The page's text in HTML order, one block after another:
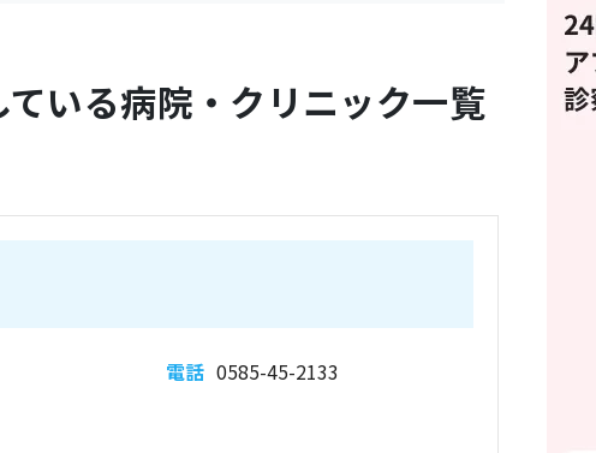
いる病院・クリニック一覧
電話 0585-45-2133